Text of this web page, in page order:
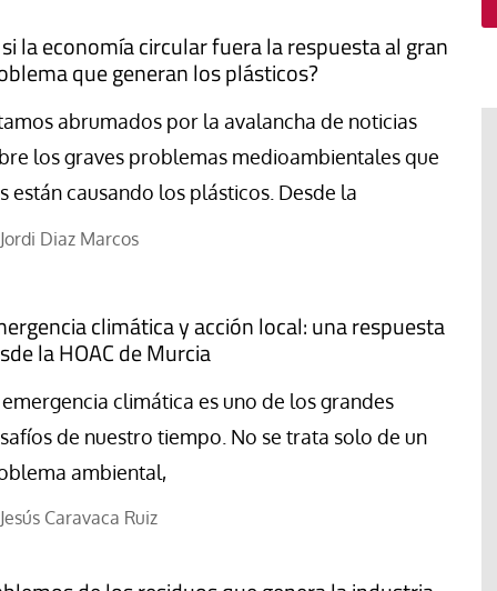
si la economía circular fuera la respuesta al gran
que generan los plásticos?
abrumados por la avalancha de noticias
los graves problemas medioambientales que
están causando los plásticos. Desde la
Jordi Diaz Marcos
climática y acción local: una respuesta
la HOAC de Murcia
emergencia climática es uno de los grandes
de nuestro tiempo. No se trata solo de un
ambiental,
Jesús Caravaca Ruiz
#EstáPasando